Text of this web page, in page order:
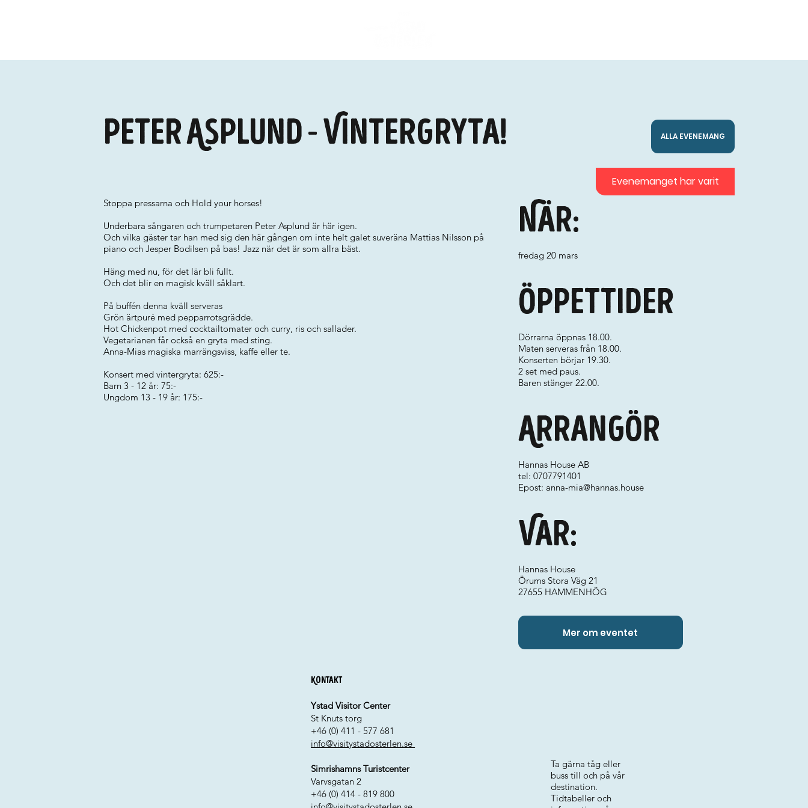
Peter Asplund - Vintergryta! ALLA EVENEMANG
Stoppa pressarna och Hold your horses!
Underbara sångaren och trumpetaren Peter Asplund är här igen.
Och vilka gäster tar han med sig den här gången om inte helt galet suveräna Mattias Nilsson på
piano och Jesper Bodilsen på bas! Jazz när det är som allra bäst.
Häng med nu, för det lär bli fullt.
Och det blir en magisk kväll såklart.
På buffén denna kväll serveras
Grön ärtpuré med pepparrotsgrädde.
Hot Chickenpot med cocktailtomater och curry, ris och sallader.
Vegetarianen får också en gryta med sting.
Anna-Mias magiska marrängsviss, kaffe eller te.
Konsert med vintergryta: 625:-
Barn 3 - 12 år: 75:-
Ungdom 13 - 19 år: 175:-
När:
fredag 20 mars
Var:
Arrangör
Hannas House AB
tel: 0707791401
Epost: anna-mia@hannas.house
Hannas House
Örums Stora Väg 21
27655 HAMMENHÖG
Öppettider
Dörrarna öppnas 18.00.
Maten serveras från 18.00.
Konserten börjar 19.30.
2 set med paus.
Baren stänger 22.00.
Mer om eventet
Evenemanget har varit
Kontakt
Ystad Visitor Center
St Knuts torg
+46 (0) 411 - 577 681
info@visitystadosterlen.se
Simrishamns Turistcenter
Varvsgatan 2
+46 (0) 414 - 819 800
Ta gärna tåg eller
buss till och på vår
destination.
Tidtabeller och